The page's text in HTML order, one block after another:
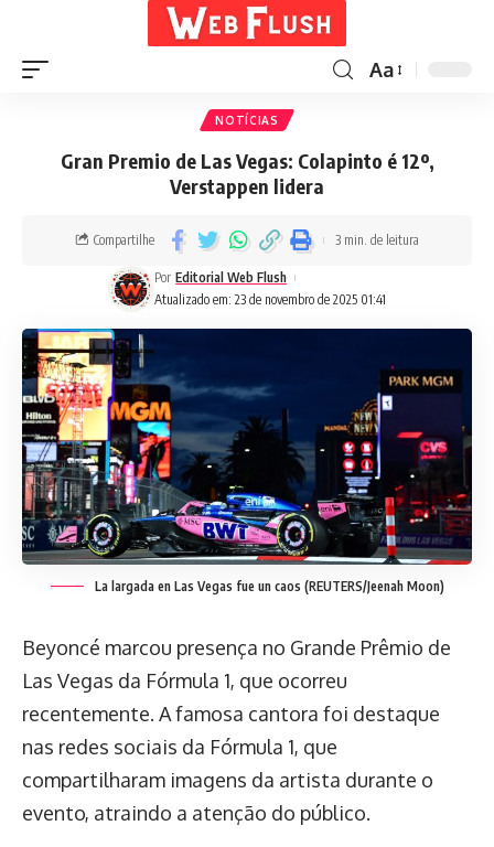
Aa
NOTÍCIAS
Gran Premio de Las Vegas: Colapinto é 12º,
Verstappen lidera
Atualizado em: 23 de novembro de 2025 01:41
Por Editorial Web Flush
Compartilhe 3 min. de leitura
La largada en Las Vegas fue un caos (REUTERS/Jeenah Moon)
Beyoncé marcou presença no Grande Prêmio de
Las Vegas da Fórmula 1, que ocorreu
recentemente. A famosa cantora foi destaque
nas redes sociais da Fórmula 1, que
compartilharam imagens da artista durante o
evento, atraindo a atenção do público.